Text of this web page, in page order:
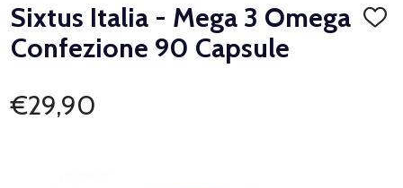
Sixtus Italia - Mega 3 Omega
Confezione 90 Capsule
€29,90